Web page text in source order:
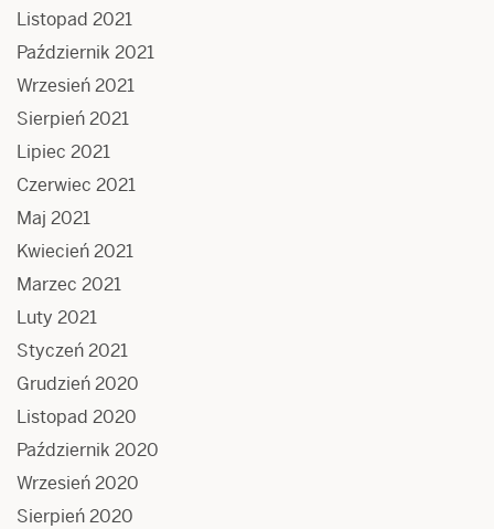
Listopad 2021
Październik 2021
Wrzesień 2021
Sierpień 2021
Lipiec 2021
Czerwiec 2021
Maj 2021
Kwiecień 2021
Marzec 2021
Luty 2021
Styczeń 2021
Grudzień 2020
Listopad 2020
Październik 2020
Wrzesień 2020
Sierpień 2020